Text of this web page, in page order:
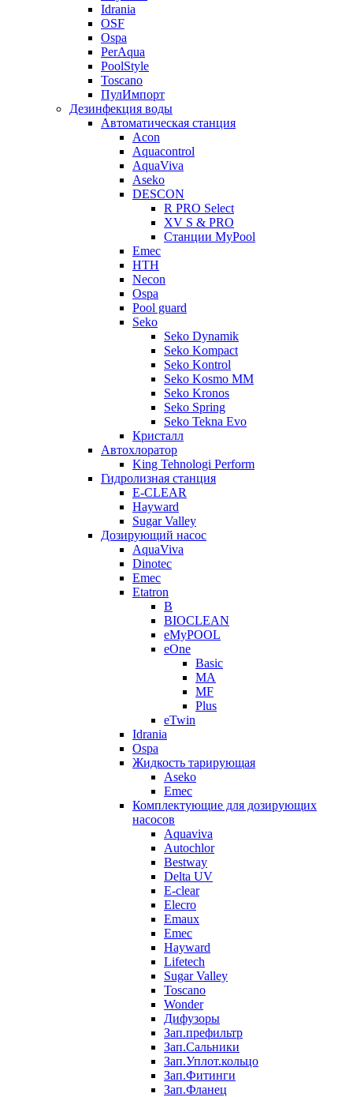
Idrania
OSF
Ospa
PerAqua
PoolStyle
Toscano
ПулИмпорт
Дезинфекция воды
Автоматическая станция
Acon
Aquacontrol
AquaViva
Aseko
DESCON
R PRO Select
XV S & PRO
Станции MyPool
Emec
HTH
Necon
Ospa
Pool guard
Seko
Seko Dynamik
Seko Kompact
Seko Kontrol
Seko Kosmo MM
Seko Kronos
Seko Spring
Seko Tekna Evo
Кристалл
Автохлоратор
King Tehnologi Perform
Гидролизная станция
E-CLEAR
Hayward
Sugar Valley
Дозирующий насос
AquaViva
Dinotec
Emec
Etatron
B
BIOCLEAN
eMyPOOL
eOne
Basic
MA
MF
Plus
eTwin
Idrania
Ospa
Жидкость тарирующая
Aseko
Emec
Комплектующие для дозирующих
насосов
Aquaviva
Autochlor
Bestway
Delta UV
E-clear
Elecro
Emaux
Emec
Hayward
Lifetech
Sugar Valley
Toscano
Wonder
Дифузоры
Зап.префильтр
Зап.Сальники
Зап.Уплот.кольцо
Зап.Фитинги
Зап.Фланец